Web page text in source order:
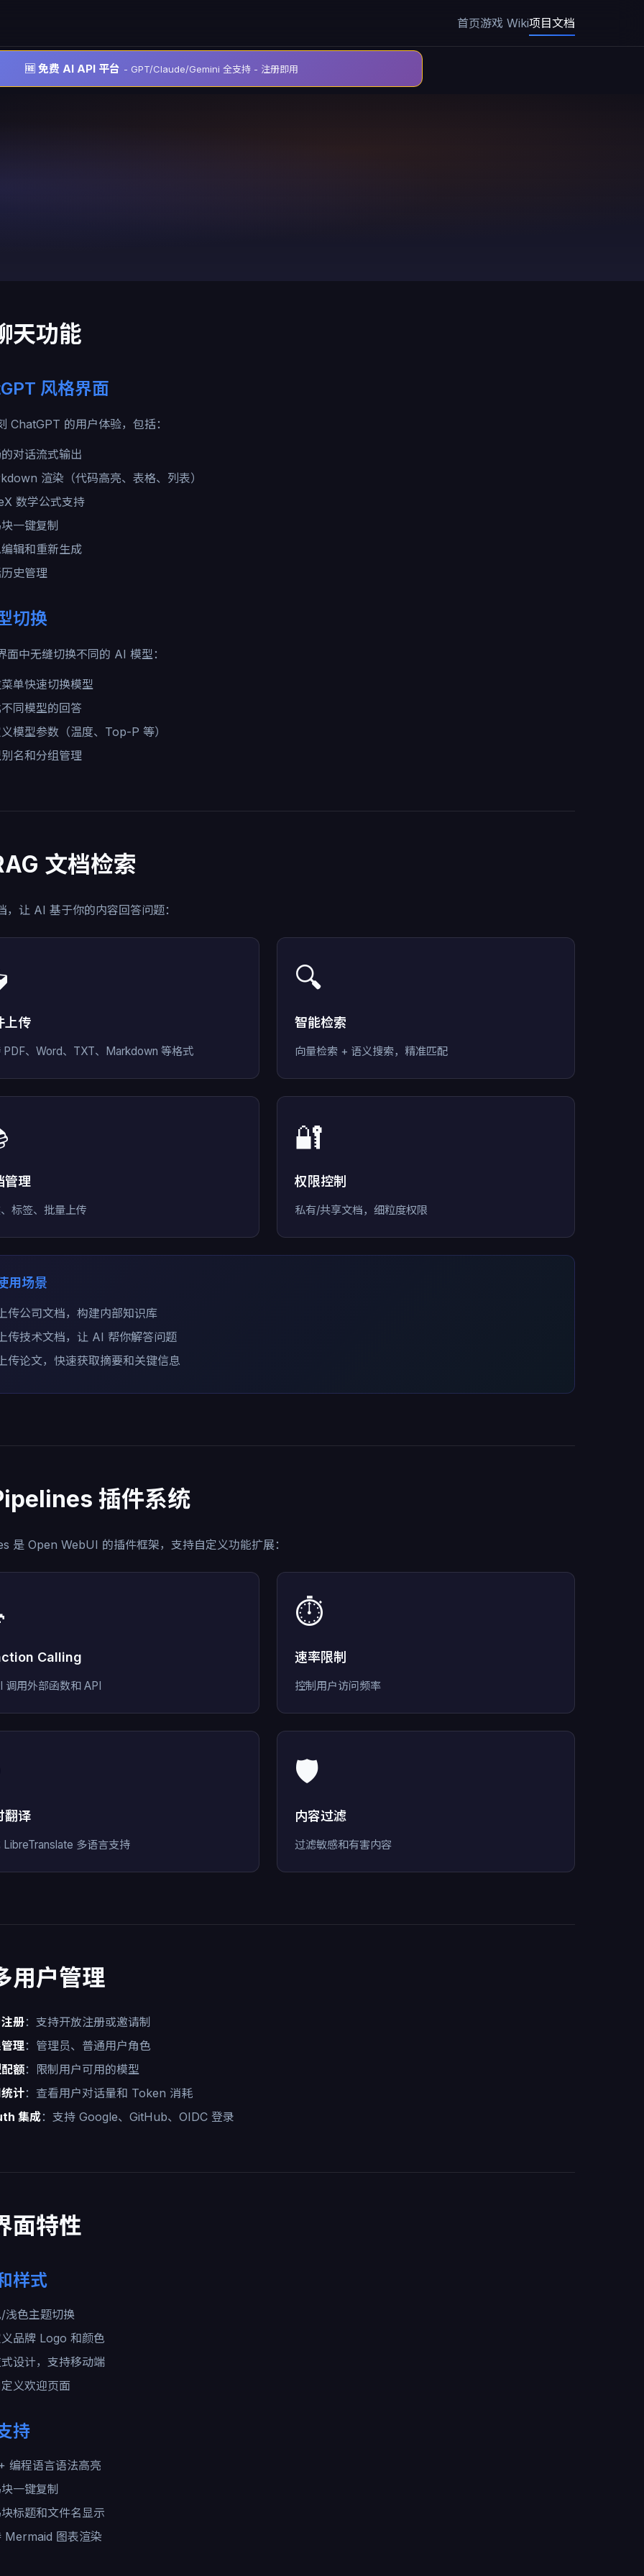
首页游戏 Wiki项目文档
🆓 免费 AI API 平台 - GPT/Claude/Gemini 全支持 - 注册即用
天功能
风格界面
ChatGPT 的用户体验，包括：
对话流式输出
渲染（代码高亮、表格、列表）
数学公式支持
一键复制
辑和重新生成
史管理
切换
面中无缝切换不同的 AI 模型：
单快速切换模型
同模型的回答
模型参数（温度、Top-P 等）
名和分组管理
文档检索
，让 AI 基于你的内容回答问题：
上传
PDF、Word、TXT、Markdown 等格式
🔍
智能检索
向量检索 + 语义搜索，精准匹配
管理
标签、批量上传
🔐
权限控制
私有/共享文档，细粒度权限
用场景
传公司文档，构建内部知识库
传技术文档，让 AI 帮你解答问题
传论文，快速获取摘要和关键信息
插件系统
是 Open WebUI 的插件框架，支持自定义功能扩展：
Calling
调用外部函数和 API
⏱️
速率限制
控制用户访问频率
翻译
LibreTranslate 多语言支持
🛡️
内容过滤
过滤敏感和有害内容
用户管理
册：支持开放注册或邀请制
理：管理员、普通用户角色
额：限制用户可用的模型
计：查看用户对话量和 Token 消耗
集成：支持 Google、GitHub、OIDC 登录
面特性
样式
浅色主题切换
义品牌 Logo 和颜色
设计，支持移动端
义欢迎页面
持
编程语言语法高亮
一键复制
标题和文件名显示
Mermaid 图表渲染